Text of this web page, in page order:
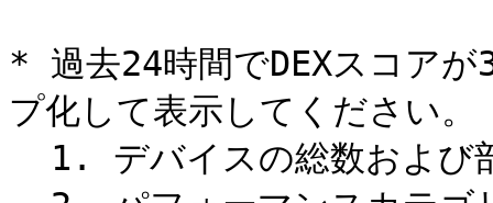
* 過去24時間でDEXスコア
プ化して表示してください